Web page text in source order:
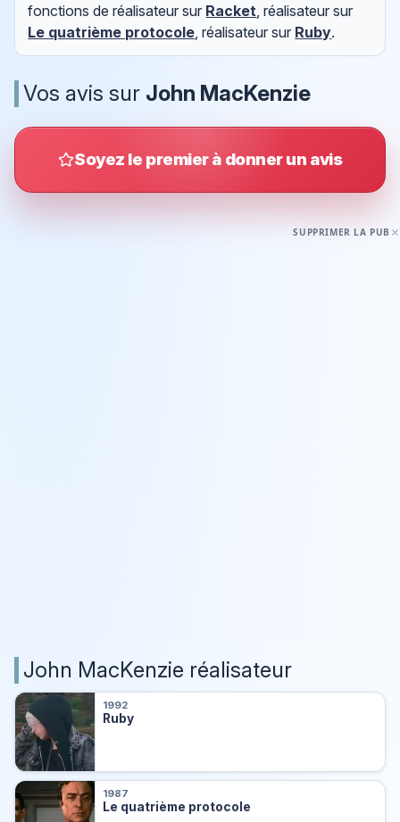
fonctions de réalisateur sur Racket, réalisateur sur
Le quatrième protocole, réalisateur sur Ruby.
Vos avis sur John MacKenzie
Soyez le premier à donner un avis
SUPPRIMER LA PUB
John MacKenzie réalisateur
1992
Ruby
1987
Le quatrième protocole